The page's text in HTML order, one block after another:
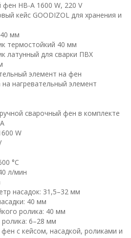
HB-A 1600 W, 220 V
кейс GOODIZOL для хранения и
мм
термостойкий 40 мм
латунный для сварки ПВХ
элемент на фен
нагревательный элемент
сварочный фен в комплекте
W
°C
л/мин
насадок: 31,5–32 мм
40 мм
ролика: 40 мм
6–28 мм
с кейсом, насадкой, роликами и